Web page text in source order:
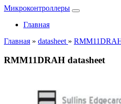
Микроконтроллеры
Главная
Главная » datasheet »
RMM11DRAH datasheet